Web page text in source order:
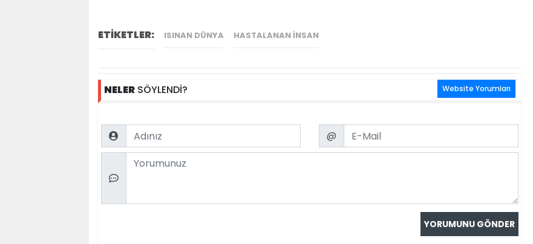
ETİKETLER: ISINAN DÜNYA HASTALANAN İNSAN
NELER SÖYLENDİ? Website Yorumları
Name Email
@
Comment